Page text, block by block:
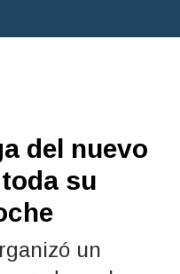
del nuevo
su
un